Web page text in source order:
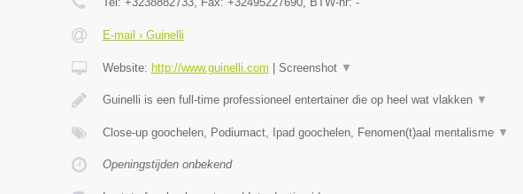
E-mail › Guinelli
Website: http://www.guinelli.com Screenshot ▼
Guinelli is een full-time professioneel entertainer die op heel wat vlakken ▼
Close-up goochelen, Podiumact, Ipad goochelen, Fenomen(t)aal mentalisme ▼
Openingstijden onbekend